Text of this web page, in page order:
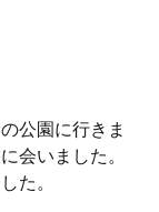
公園に行きま
会いました。
た。